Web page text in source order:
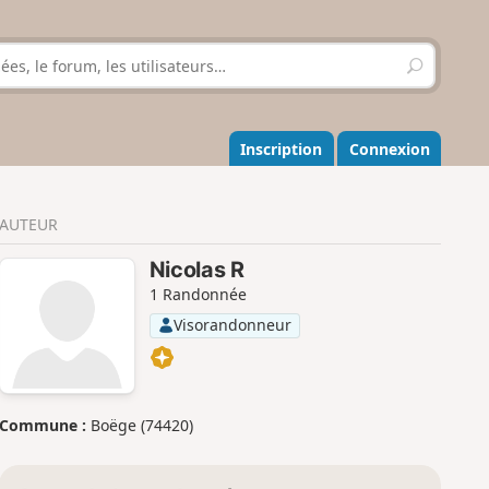
R
e
h
e
r
r
Inscription Connexion
AUTEUR
Nicolas R
1 Randonnée
Visorandonneur
Commune : Boëge (74420)